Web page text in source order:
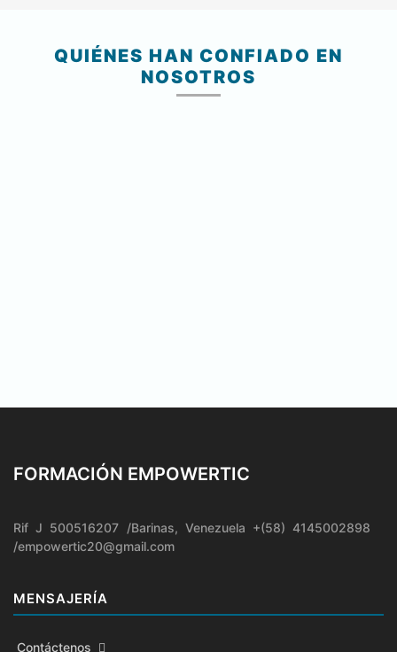
QUIÉNES HAN CONFIADO EN
NOSOTROS
FORMACIÓN EMPOWERTIC
Rif J 500516207 /Barinas, Venezuela +(58) 4145002898
/empowertic20@gmail.com
MENSAJERÍA
Contáctenos